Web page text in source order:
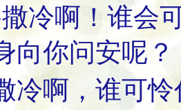
冷啊！谁会
向你问安呢？
冷啊，谁可